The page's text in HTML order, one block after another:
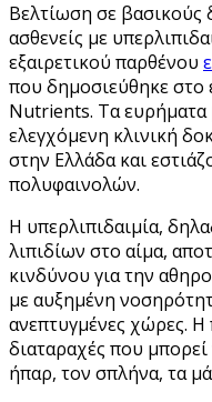
Βελτίωση σε βασικούς
ασθενείς με
εξαιρετικού παρθένου
που δημοσιεύθηκε στο
Nutrients. Τα ευρήματα
ελεγχόμενη κλινική
στην Ελλάδα και
πολυφαινολών.
Η υπερλιπιδαιμία,
λιπιδίων στο αίμα,
κινδύνου για την
με αυξημένη
ανεπτυγμένες χώρες. Η
διαταραχές που
ήπαρ, τον σπλήνα, τα